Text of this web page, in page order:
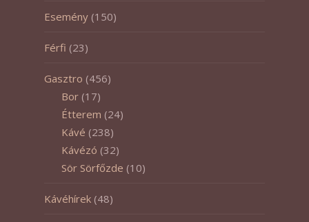
Esemény (150)
Férfi (23)
Gasztro (456)
Bor (17)
Étterem (24)
Kávé (238)
Kávézó (32)
Sör Sörfőzde (10)
Kávéhírek (48)